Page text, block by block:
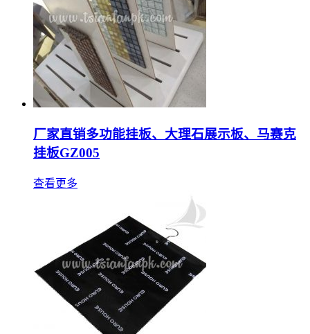
厂家直销多功能挂板、大理石展示板、马赛克
挂板GZ005
查看更多